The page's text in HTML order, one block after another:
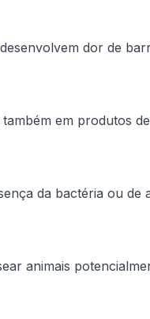
dor de
em produtos
da bactéria ou
animais